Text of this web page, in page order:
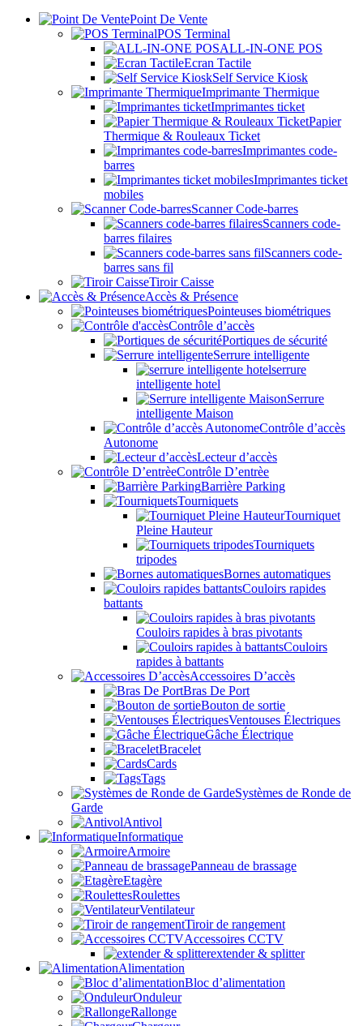
Point De Vente
POS Terminal
ALL-IN-ONE POS
Ecran Tactile
Self Service Kiosk
Imprimante Thermique
Imprimantes ticket
Papier
Thermique & Rouleaux Ticket
Imprimantes code-
barres
Imprimantes ticket
mobiles
Scanner Code-barres
Scanners code-
barres filaires
Scanners code-
barres sans fil
Tiroir Caisse
Accès & Présence
Pointeuses biométriques
Contrôle d’accès
Portiques de sécurité
Serrure intelligente
serrure
intelligente hotel
Serrure
intelligente Maison
Contrôle d’accès
Autonome
Lecteur d’accès
Contrôle D’entrèe
Barrière Parking
Tourniquets
Tourniquet
Pleine Hauteur
Tourniquets
tripodes
Bornes automatiques
Couloirs rapides
battants
Couloirs rapides à bras pivotants
Couloirs
rapides à battants
Accessoires D’accès
Bras De Port
Bouton de sortie
Ventouses Électriques
Gâche Électrique
Bracelet
Cards
Tags
Systèmes de Ronde de
Garde
Antivol
Informatique
Armoire
Panneau de brassage
Etagère
Roulettes
Ventilateur
Tiroir de rangement
Accessoires CCTV
extender & splitter
Alimentation
Bloc d’alimentation
Onduleur
Rallonge